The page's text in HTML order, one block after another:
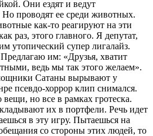
Они ездят и ведут
проводят ее среди животных.
как-то реагируют на эти
раз, этого главного. Я депутат,
утопический супер лигалайз.
им: «Друзья, хватит
ведь мы так этого желаем».
Сатаны вырывают у
псевдо-хоррор клип снимался.
но все в рамках гротеска.
их в портфели. Речь идет
в эту игру. Пытаешься на
со стороны этих людей, то